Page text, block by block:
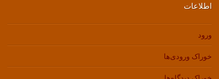
اطلاعات
ورود
خوراک ورودی‌ها